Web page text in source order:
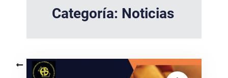
Categoría: Noticias
Navegación
Entradas anteriores